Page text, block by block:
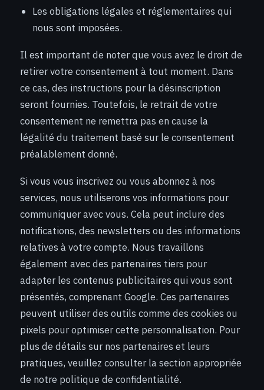
Les obligations légales et réglementaires qui
nous sont imposées.
Il est important de noter que vous avez le droit de
retirer votre consentement à tout moment. Dans
ce cas, des instructions pour la désinscription
seront fournies. Toutefois, le retrait de votre
consentement ne remettra pas en cause la
légalité du traitement basé sur le consentement
préalablement donné.
Si vous vous inscrivez ou vous abonnez à nos
services, nous utiliserons vos informations pour
communiquer avec vous. Cela peut inclure des
notifications, des newsletters ou des informations
relatives à votre compte. Nous travaillons
également avec des partenaires tiers pour
adapter les contenus publicitaires qui vous sont
présentés, comprenant Google. Ces partenaires
peuvent utiliser des outils comme des cookies ou
pixels pour optimiser cette personnalisation. Pour
plus de détails sur nos partenaires et leurs
pratiques, veuillez consulter la section appropriée
de notre politique de confidentialité.